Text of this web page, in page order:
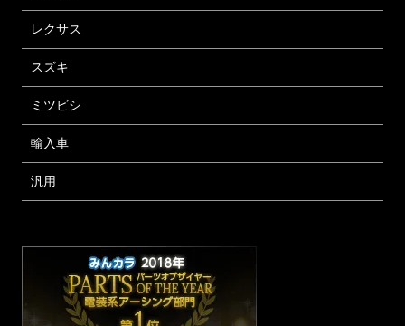
レクサス
スズキ
ミツビシ
輸入車
汎用